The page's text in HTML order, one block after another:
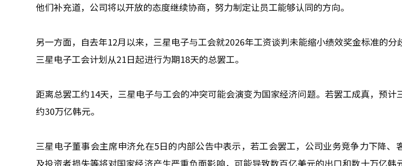
他们补充道，公司将以开放的态度继续协商，努力制定让员工能够认同的方向。
另一方面，自去年12月以来，三星电子与工会就2026年工资谈判未能缩小绩效奖金标准的分
三星电子工会计划从21日起进行为期18天的总罢工。
距离总罢工约14天，三星电子与工会的冲突可能会演变为国家经济问题。若罢工成真，预计
约30万亿韩元。
三星电子董事会主席申济允在5日的内部公告中表示，若工会罢工，公司业务竞争力下降、
及投资者损失等将对国家经济产生严重负面影响，可能导致数百亿美元的出口和数十万亿韩